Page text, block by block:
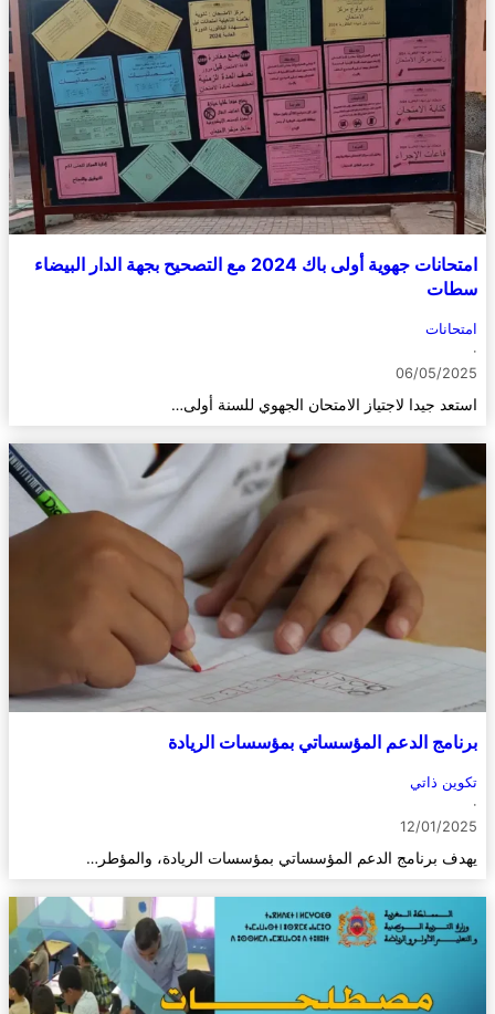
امتحانات جهوية أولى باك 2024 مع التصحيح بجهة الدار البيضاء
سطات
امتحانات
·
06/05/2025
استعد جيدا لاجتياز الامتحان الجهوي للسنة أولى…
برنامج الدعم المؤسساتي بمؤسسات الريادة
تكوين ذاتي
·
12/01/2025
يهدف برنامج الدعم المؤسساتي بمؤسسات الريادة، والمؤطر…